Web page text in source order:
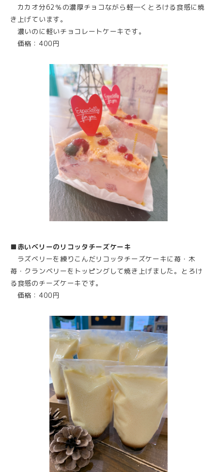
カカオ分62％の濃厚チョコながら軽―くとろける食感に焼
き上げています。
濃いのに軽いチョコレートケーキです。
価格：400円
■赤いベリーのリコッタチーズケーキ
ラズベリーを練りこんだリコッタチーズケーキに苺・木
苺・クランベリーをトッピングして焼き上げました。とろけ
る食感のチーズケーキです。
価格：400円